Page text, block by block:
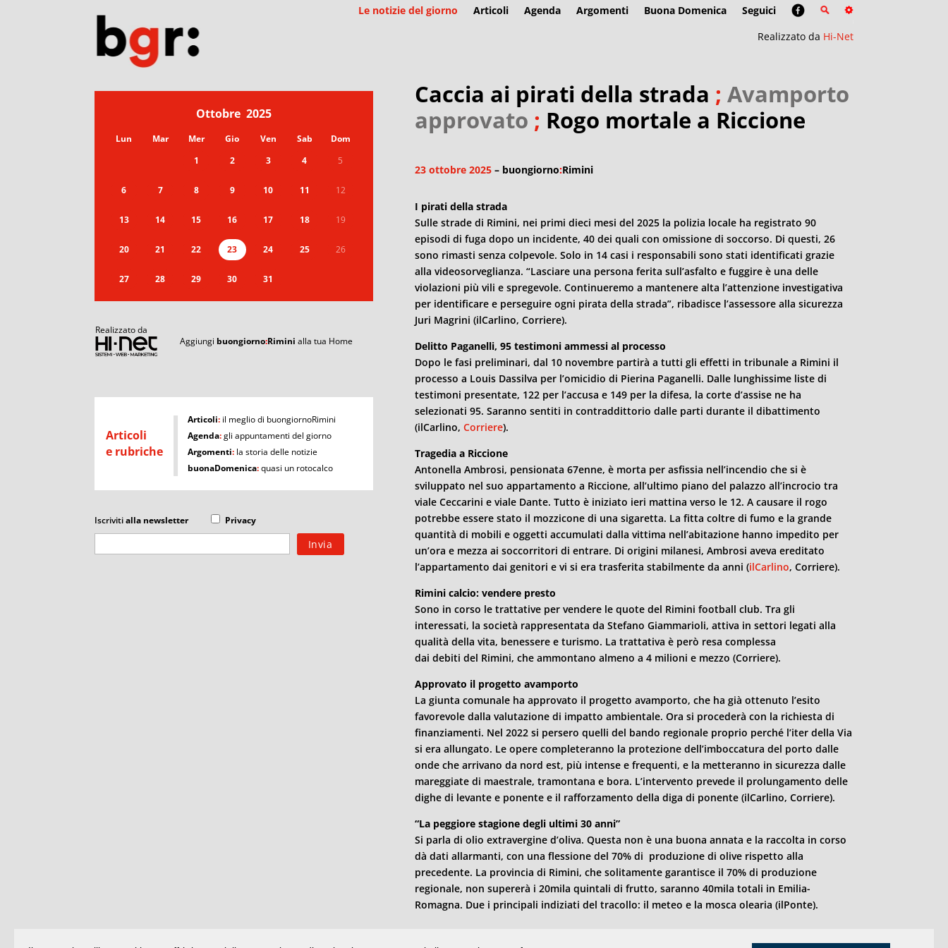
Le notizie del giorno Articoli Agenda Argomenti Buona Domenica
Seguici
Realizzato da Hi-Net
Ottobre 2025
Lun Mar Mer Gio Ven Sab
Dom
1
2 3 4 5
6 7 8 9 10 11 12
13 14 15 16 17 18 19
20 21 22 23 24 25 26
27 28 29 30 31
Realizzato da
Aggiungi buongiorno:Riminialla tua Home
Articoli
e rubriche
I Articoli: il meglio di buongiornoRimini
Agenda:gli appuntamenti del giorno
Argomenti: la storia delle notizie
buonaDomenica:quasi un rotocalco
Iscrivitialla newsletter Privacy
Caccia ai pirati della strada ;Avamporto
approvato ; Rogo mortale a Riccione
23 ottobre 2025 – buongiorno:Rimini
I pirati della strada
Sulle strade di Rimini, nei primi dieci mesi del 2025 la polizia locale ha registrato 90
episodi di fuga dopo un incidente, 40 dei quali con omissione di soccorso. Di questi, 26
sono rimasti senza colpevole. Solo in 14 casi i responsabili sono stati identificati grazie
alla videosorveglianza. “Lasciare una persona ferita sull’asfalto e fuggire è una delle
violazioni più vili e spregevole. Continueremo a mantenere alta l’attenzione investigativa
per identificare e perseguire ogni pirata della strada”, ribadisce l’assessore alla sicurezza
Juri Magrini (ilCarlino, Corriere).
Delitto Paganelli, 95 testimoni ammessi al processo
Dopo le fasi preliminari, dal 10 novembre partirà a tutti gli effetti in tribunale a Rimini il
processo a Louis Dassilva per l’omicidio di Pierina Paganelli. Dalle lunghissime liste di
testimoni presentate, 122 per l’accusa e 149 per la difesa, la corte d’assise ne ha
selezionati 95. Saranno sentiti in contraddittorio dalle parti durante il dibattimento
(ilCarlino,Corriere).
Tragedia a Riccione
Antonella Ambrosi, pensionata 67enne, è morta per asfissia nell’incendio che si è
sviluppato nel suo appartamento a Riccione, all’ultimo piano del palazzo all’incrocio tra
viale Ceccarini e viale Dante. Tutto è iniziato ieri mattina verso le 12. A causare il rogo
potrebbe essere stato il mozzicone di una sigaretta. La fitta coltre di fumo e la grande
quantità di mobili e oggetti accumulati dalla vittima nell’abitazione hanno impedito per
un’ora e mezza ai soccorritori di entrare. Di origini milanesi, Ambrosi aveva ereditato
l’appartamento dai genitori e vi si era trasferita stabilmente da anni (ilCarlino, Corriere).
Rimini calcio: vendere presto
Sono in corso le trattative per vendere le quote del Rimini football club. Tra gli
interessati, la società rappresentata da Stefano Giammarioli, attiva in settori legati alla
qualità della vita, benessere e turismo. La trattativa è però resa complessa
dai debiti del Rimini, che ammontano almeno a 4 milioni e mezzo (Corriere).
Approvato il progetto avamporto
La giunta comunale ha approvato il progetto avamporto, che ha già ottenuto l’esito
favorevole dalla valutazione di impatto ambientale. Ora si procederà con la richiesta di
finanziamenti. Nel 2022 si persero quelli del bando regionale proprio perché l’iter della Via
si era allungato. Le opere completeranno la protezione dell’imboccatura del porto dalle
onde che arrivano da nord est, più intense e frequenti, e la metteranno in sicurezza dalle
mareggiate di maestrale, tramontana e bora. L’intervento prevede il prolungamento delle
dighe di levante e ponente e il rafforzamento della diga di ponente (ilCarlino, Corriere).
“La peggiore stagione degli ultimi 30 anni”
Si parla di olio extravergine d’oliva. Questa non è una buona annata e la raccolta in corso
dà dati allarmanti, con una flessione del 70% di produzione di olive rispetto alla
precedente. La provincia di Rimini, che solitamente garantisce il 70% di produzione
regionale, non supererà i 20mila quintali di frutto, saranno 40mila totali in Emilia-
Romagna. Due i principali indiziati del tracollo: il meteo e la mosca olearia (ilPonte).